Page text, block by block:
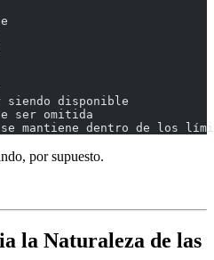
siendo disponible
ser omitida
mantiene dentro de los
por supuesto.
la Naturaleza de las